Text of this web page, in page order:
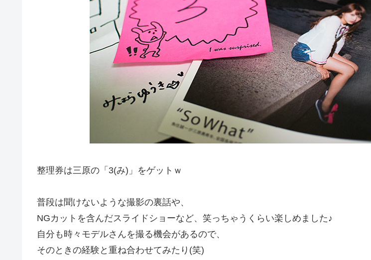
整理券は三原の「3(み)」をゲットｗ
普段は聞けないような撮影の裏話や、
NGカットを含んだスライドショーなど、笑っちゃうくらい楽しめました♪
自分も時々モデルさんを撮る機会があるので、
そのときの経験と重ね合わせてみたり(笑)